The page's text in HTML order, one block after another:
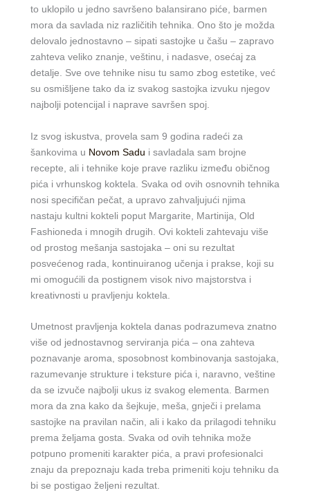
to uklopilo u jedno savršeno balansirano piće, barmen
mora da savlada niz različitih tehnika. Ono što je možda
delovalo jednostavno – sipati sastojke u čašu – zapravo
zahteva veliko znanje, veštinu, i nadasve, osećaj za
detalje. Sve ove tehnike nisu tu samo zbog estetike, već
su osmišljene tako da iz svakog sastojka izvuku njegov
najbolji potencijal i naprave savršen spoj.
Iz svog iskustva, provela sam 9 godina radeći za
šankovima u Novom Sadu i savladala sam brojne
recepte, ali i tehnike koje prave razliku između običnog
pića i vrhunskog koktela. Svaka od ovih osnovnih tehnika
nosi specifičan pečat, a upravo zahvaljujući njima
nastaju kultni kokteli poput Margarite, Martinija, Old
Fashioneda i mnogih drugih. Ovi kokteli zahtevaju više
od prostog mešanja sastojaka – oni su rezultat
posvećenog rada, kontinuiranog učenja i prakse, koji su
mi omogućili da postignem visok nivo majstorstva i
kreativnosti u pravljenju koktela.
Umetnost pravljenja koktela danas podrazumeva znatno
više od jednostavnog serviranja pića – ona zahteva
poznavanje aroma, sposobnost kombinovanja sastojaka,
razumevanje strukture i teksture pića i, naravno, veštine
da se izvuče najbolji ukus iz svakog elementa. Barmen
mora da zna kako da šejkuje, meša, gnječi i prelama
sastojke na pravilan način, ali i kako da prilagodi tehniku
prema željama gosta. Svaka od ovih tehnika može
potpuno promeniti karakter pića, a pravi profesionalci
znaju da prepoznaju kada treba primeniti koju tehniku da
bi se postigao željeni rezultat.